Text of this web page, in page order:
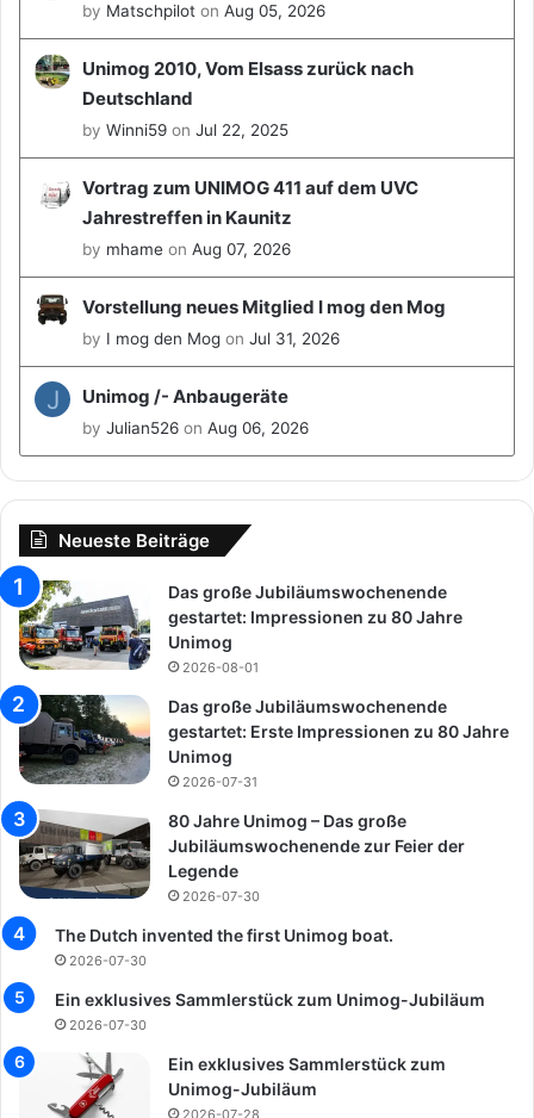
by Matschpilot on Aug 05, 2026
Unimog 2010, Vom Elsass zurück nach
Deutschland
by Winni59 on Jul 22, 2025
Vortrag zum UNIMOG 411 auf dem UVC
Jahrestreffen in Kaunitz
by mhame on Aug 07, 2026
Vorstellung neues Mitglied I mog den Mog
by I mog den Mog on Jul 31, 2026
J Unimog /- Anbaugeräte
by Julian526 on Aug 06, 2026
Neueste Beiträge
Das große Jubiläumswochenende
gestartet: Impressionen zu 80 Jahre
Unimog
2026-08-01
Das große Jubiläumswochenende
gestartet: Erste Impressionen zu 80 Jahre
Unimog
2026-07-31
80 Jahre Unimog – Das große
Jubiläumswochenende zur Feier der
Legende
2026-07-30
The Dutch invented the first Unimog boat.
2026-07-30
Ein exklusives Sammlerstück zum Unimog-Jubiläum
2026-07-30
Ein exklusives Sammlerstück zum
Unimog-Jubiläum
2026-07-28